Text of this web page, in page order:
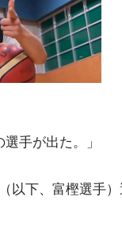
手が出た。」
以下、富樫選手